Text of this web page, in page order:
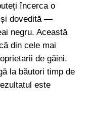
încerca o
și dovedită —
negru. Această
din cele mai
de găini.
la băutori timp de
este